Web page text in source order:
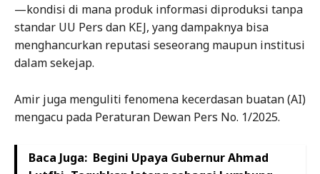
—kondisi di mana produk informasi diproduksi tanpa
standar UU Pers dan KEJ, yang dampaknya bisa
menghancurkan reputasi seseorang maupun institusi
dalam sekejap.
Amir juga menguliti fenomena kecerdasan buatan (AI)
mengacu pada Peraturan Dewan Pers No. 1/2025.
Baca Juga: Begini Upaya Gubernur Ahmad